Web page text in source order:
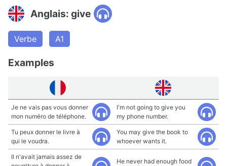
Anglais: give
Verbe A1
Examples
Je ne vais pas vous donner
mon numéro de téléphone.
I'm not going to give you
my phone number.
Tu peux donner le livre à
qui le voudra.
You may give the book to
whoever wants it.
Il n'avait jamais assez de
He never had enough food